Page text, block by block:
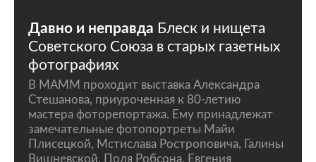
Давно и неправда Блеск и нищета
Советского Союза в старых газетных
фотографиях
В МАММ проходит выставка Александра
Стешанова, приуроченная к 80-летию
мастера фоторепортажа. Ему принадлежат
замечательные фотопортреты Майи
Плисецкой, Мстислава Ростроповича, Галины
Вишневской, Поля Робсона, Евгения